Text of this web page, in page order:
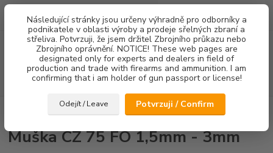
Následující stránky jsou určeny výhradně pro odborníky a
podnikatele v oblasti výroby a prodeje sřelných zbraní a
střeliva. Potvrzuji, že jsem držitel Zbrojního průkazu nebo
Zbrojního oprávnění. NOTICE! These web pages are
designated only for experts and dealers in field of
production and trade with firearms and ammunition. I am
confirming that i am holder of gun passport or license!
Odejít / Leave Potvrzuji / Confirm
Menu
Hledat
za0,00 Kč
Muška CZ 75 FO 1,5mm - 3mm
Muška CZ 75 FO 1,5mm - 3mm